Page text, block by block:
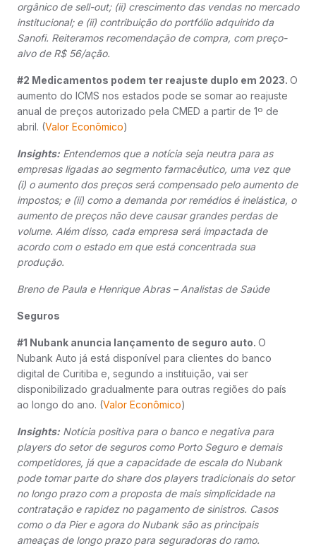
orgânico de sell-out; (ii) crescimento das vendas no mercado
institucional; e (ii) contribuição do portfólio adquirido da
Sanofi. Reiteramos recomendação de compra, com preço-
alvo de R$ 56/ação.
#2 Medicamentos podem ter reajuste duplo em 2023. O
aumento do ICMS nos estados pode se somar ao reajuste
anual de preços autorizado pela CMED a partir de 1º de
abril. (Valor Econômico)
Insights: Entendemos que a notícia seja neutra para as
empresas ligadas ao segmento farmacêutico, uma vez que
(i) o aumento dos preços será compensado pelo aumento de
impostos; e (ii) como a demanda por remédios é inelástica, o
aumento de preços não deve causar grandes perdas de
volume. Além disso, cada empresa será impactada de
acordo com o estado em que está concentrada sua
produção.
Breno de Paula e Henrique Abras – Analistas de Saúde
Seguros
#1 Nubank anuncia lançamento de seguro auto. O
Nubank Auto já está disponível para clientes do banco
digital de Curitiba e, segundo a instituição, vai ser
disponibilizado gradualmente para outras regiões do país
ao longo do ano. (Valor Econômico)
Insights: Notícia positiva para o banco e negativa para
players do setor de seguros como Porto Seguro e demais
competidores, já que a capacidade de escala do Nubank
pode tomar parte do share dos players tradicionais do setor
no longo prazo com a proposta de mais simplicidade na
contratação e rapidez no pagamento de sinistros. Casos
como o da Pier e agora do Nubank são as principais
ameaças de longo prazo para seguradoras do ramo.